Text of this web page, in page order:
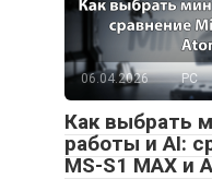
06.04.2026 PC
Как выбрать
работы и AI:
MS-S1 MAX и